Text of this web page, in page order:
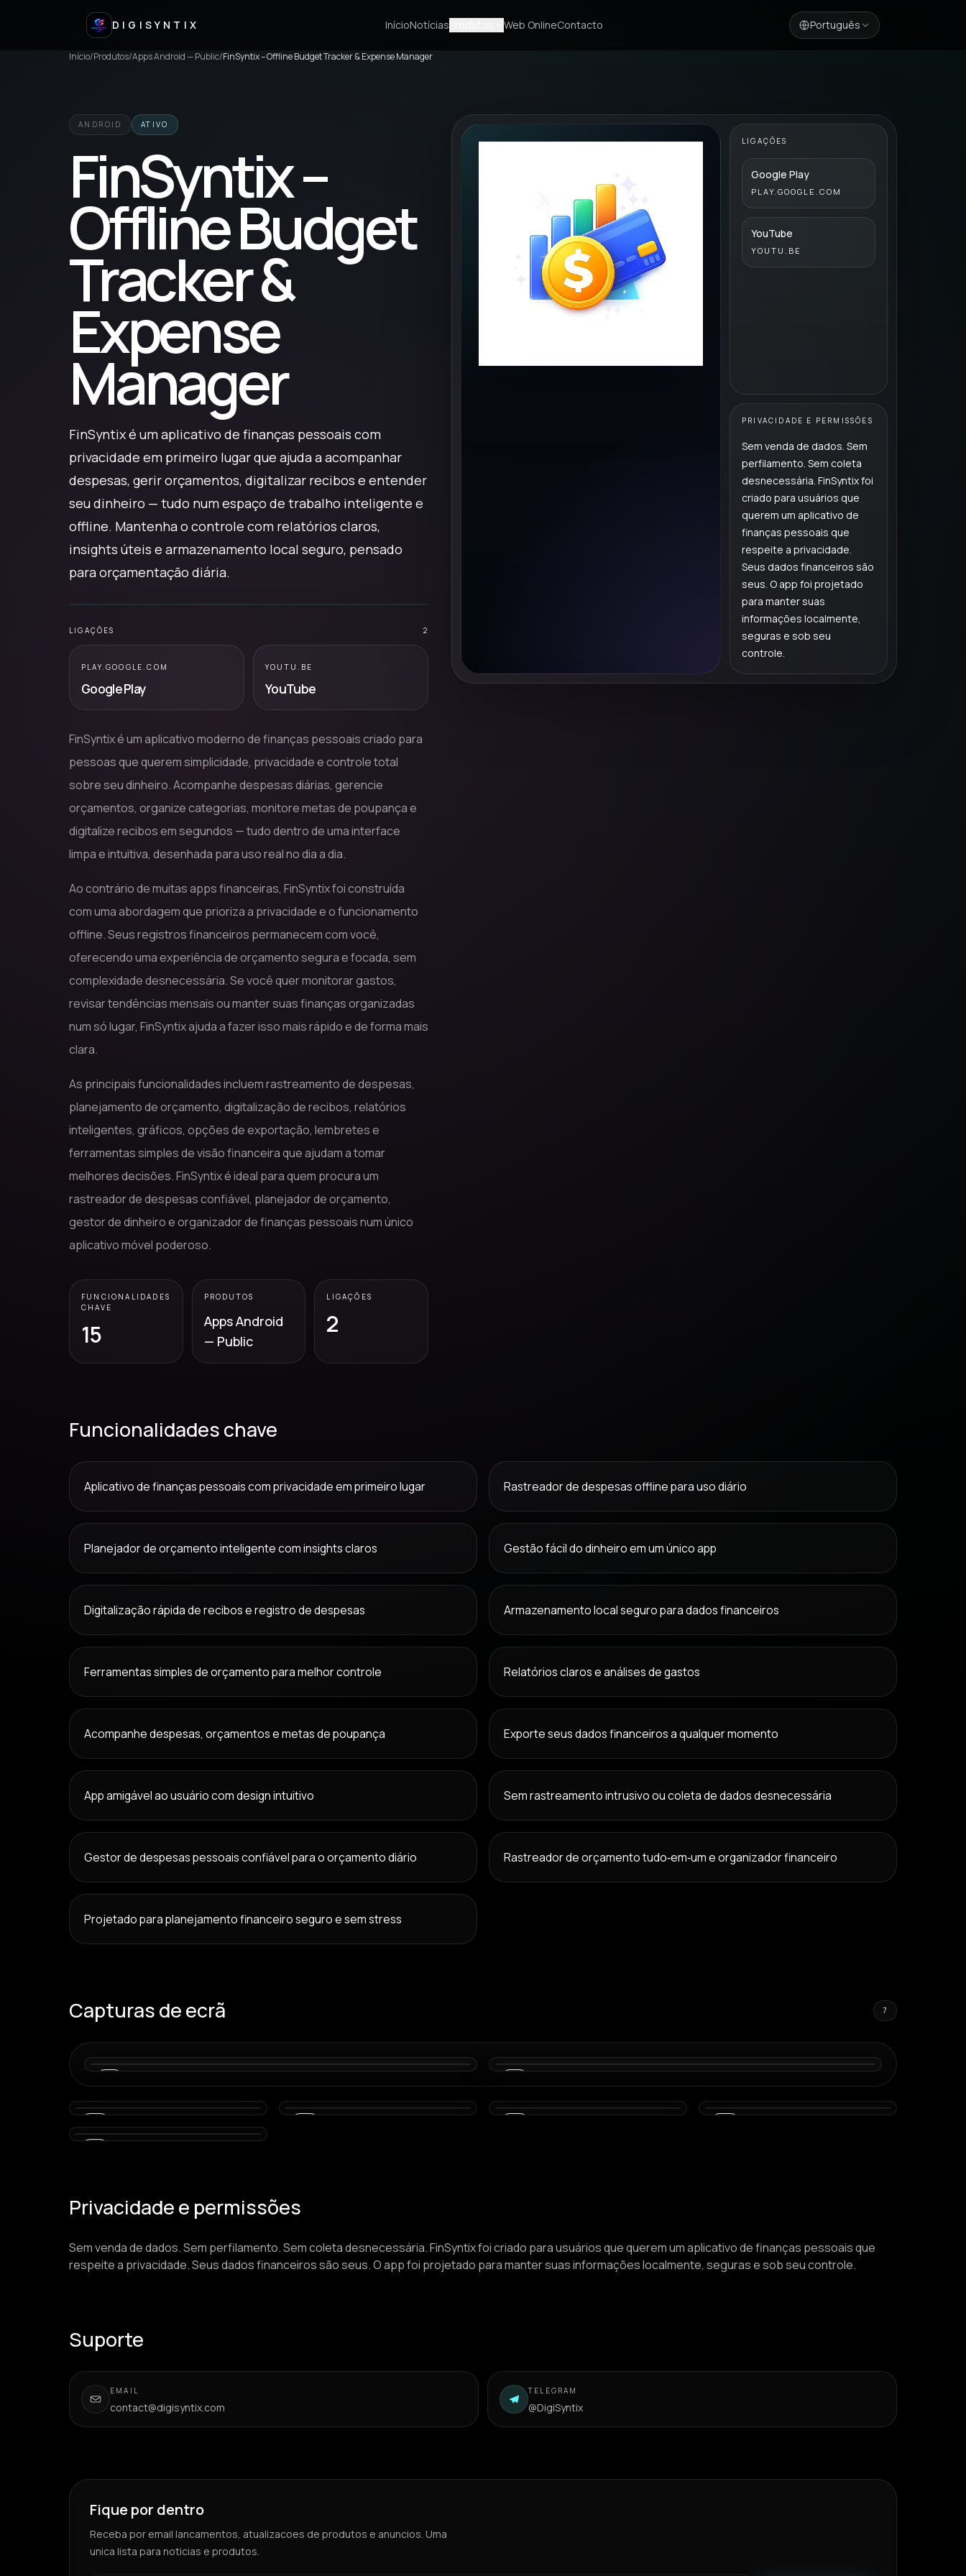
DIGISYNTIX InícioNotícias Web OnlineContacto Português
Início/Produtos/Apps Android — Public/FinSyntix – Offline Budget Tracker & Expense Manager
ANDROID ATIVO
FinSyntix –
Offline Budget
Tracker &
Expense
Manager
FinSyntix é um aplicativo de finanças pessoais com
privacidade em primeiro lugar que ajuda a acompanhar
despesas, gerir orçamentos, digitalizar recibos e entender
seu dinheiro — tudo num espaço de trabalho inteligente e
offline. Mantenha o controle com relatórios claros,
insights úteis e armazenamento local seguro, pensado
para orçamentação diária.
LIGAÇÕES 2
PLAY.GOOGLE.COM
Google Play
YOUTU.BE
YouTube
FinSyntix é um aplicativo moderno de finanças pessoais criado para
pessoas que querem simplicidade, privacidade e controle total
sobre seu dinheiro. Acompanhe despesas diárias, gerencie
orçamentos, organize categorias, monitore metas de poupança e
digitalize recibos em segundos — tudo dentro de uma interface
limpa e intuitiva, desenhada para uso real no dia a dia.
Ao contrário de muitas apps financeiras, FinSyntix foi construída
com uma abordagem que prioriza a privacidade e o funcionamento
offline. Seus registros financeiros permanecem com você,
oferecendo uma experiência de orçamento segura e focada, sem
complexidade desnecessária. Se você quer monitorar gastos,
revisar tendências mensais ou manter suas finanças organizadas
num só lugar, FinSyntix ajuda a fazer isso mais rápido e de forma mais
clara.
As principais funcionalidades incluem rastreamento de despesas,
planejamento de orçamento, digitalização de recibos, relatórios
inteligentes, gráficos, opções de exportação, lembretes e
ferramentas simples de visão financeira que ajudam a tomar
melhores decisões. FinSyntix é ideal para quem procura um
rastreador de despesas confiável, planejador de orçamento,
gestor de dinheiro e organizador de finanças pessoais num único
aplicativo móvel poderoso.
FUNCIONALIDADES
CHAVE
15
PRODUTOS
Apps Android
— Public
LIGAÇÕES
2
LIGAÇÕES
Google Play
PLAY.GOOGLE.COM
YouTube
YOUTU.BE
PRIVACIDADE E PERMISSÕES
Sem venda de dados. Sem
perfilamento. Sem coleta
desnecessária. FinSyntix foi
criado para usuários que
querem um aplicativo de
finanças pessoais que
respeite a privacidade.
Seus dados financeiros são
seus. O app foi projetado
para manter suas
informações localmente,
seguras e sob seu
controle.
Funcionalidades chave
Aplicativo de finanças pessoais com privacidade em primeiro lugar Rastreador de despesas offline para uso diário
Planejador de orçamento inteligente com insights claros Gestão fácil do dinheiro em um único app
Digitalização rápida de recibos e registro de despesas Armazenamento local seguro para dados financeiros
Ferramentas simples de orçamento para melhor controle Relatórios claros e análises de gastos
Acompanhe despesas, orçamentos e metas de poupança Exporte seus dados financeiros a qualquer momento
App amigável ao usuário com design intuitivo Sem rastreamento intrusivo ou coleta de dados desnecessária
Gestor de despesas pessoais confiável para o orçamento diário Rastreador de orçamento tudo‑em‑um e organizador financeiro
Projetado para planejamento financeiro seguro e sem stress
Capturas de ecrã 7
Privacidade e permissões
Sem venda de dados. Sem perfilamento. Sem coleta desnecessária. FinSyntix foi criado para usuários que querem um aplicativo de finanças pessoais que
respeite a privacidade. Seus dados financeiros são seus. O app foi projetado para manter suas informações localmente, seguras e sob seu controle.
Suporte
EMAIL
contact@digisyntix.com
TELEGRAM
@DigiSyntix
Fique por dentro
Receba por email lancamentos, atualizacoes de produtos e anuncios. Uma
unica lista para noticias e produtos.